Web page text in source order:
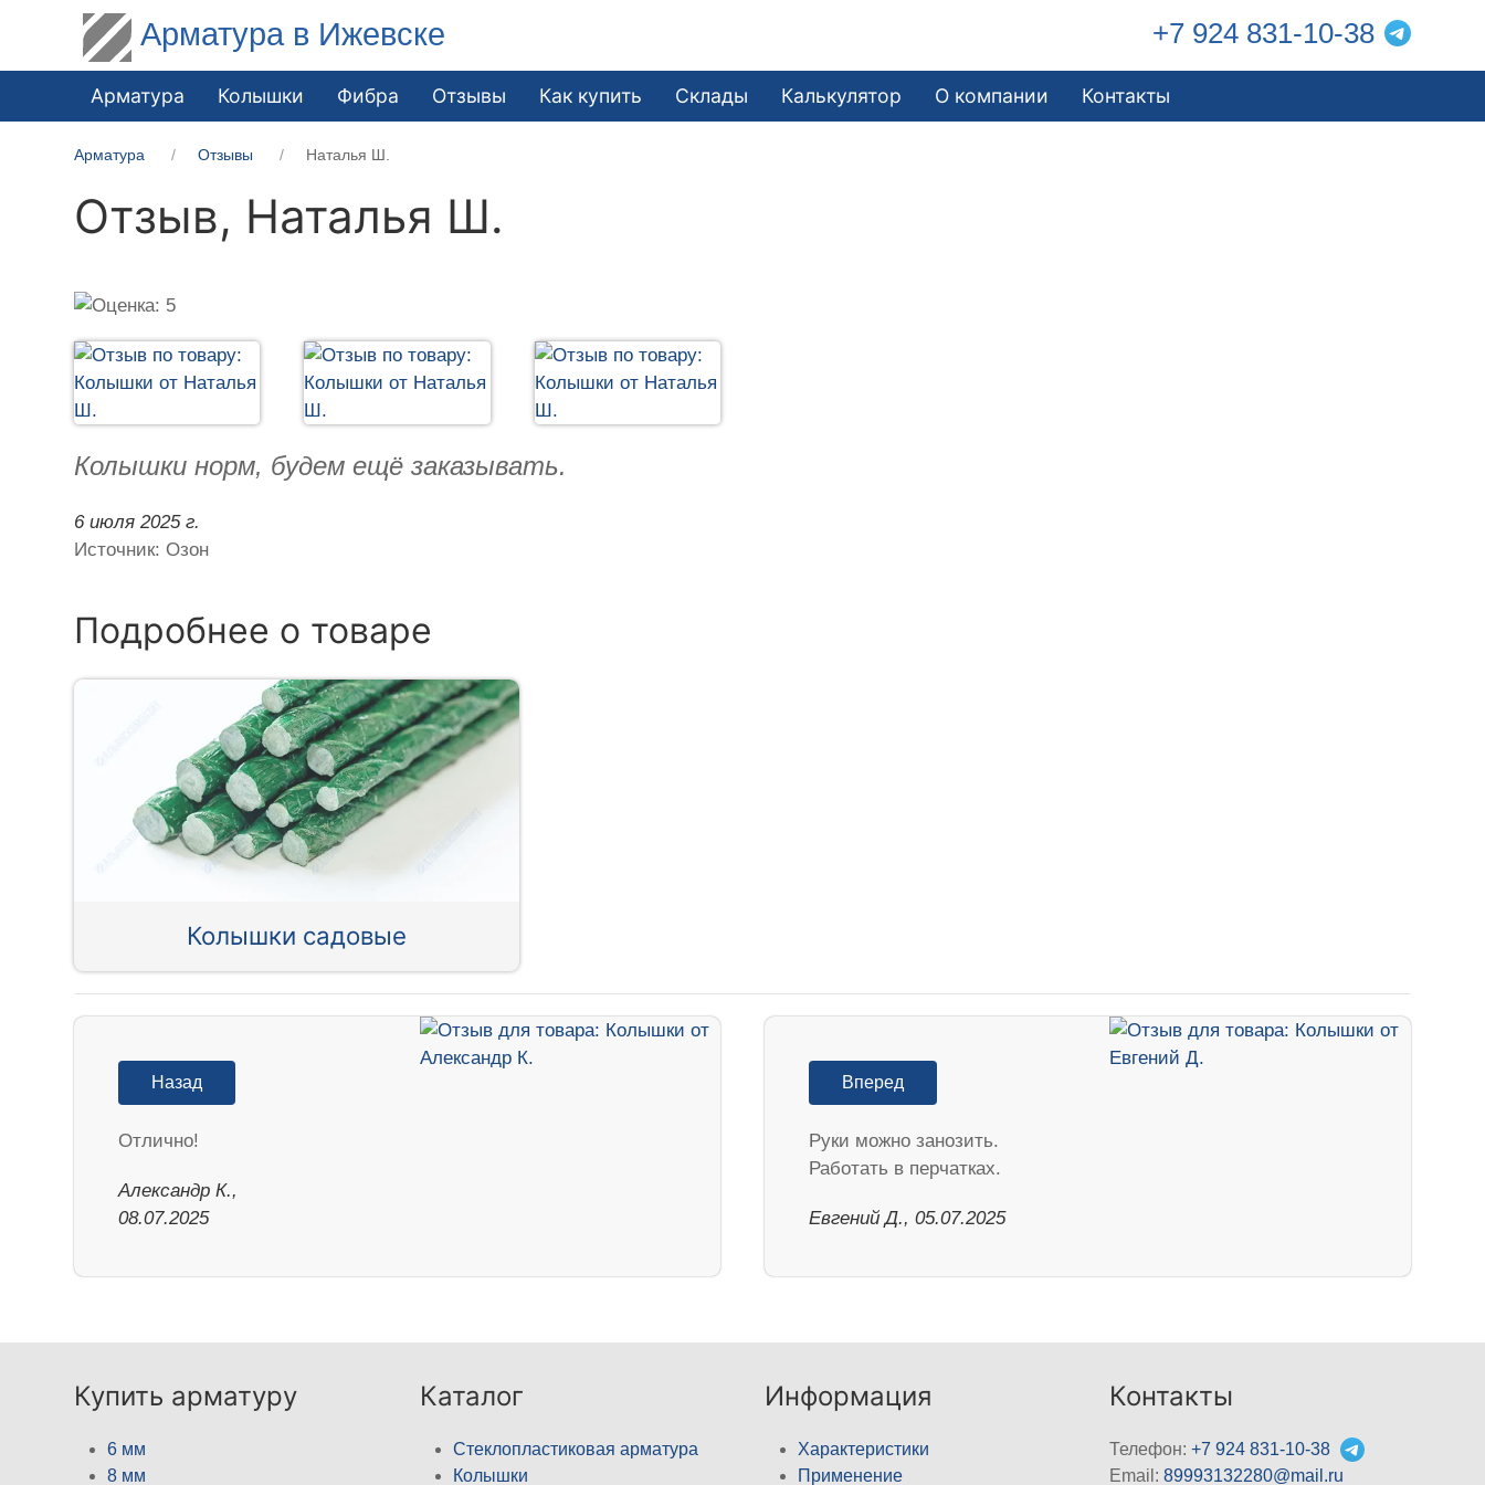
Арматура в Ижевске +7 924 831-10-38
Арматура Колышки Фибра Отзывы Как купить Склады Калькулятор О компании Контакты
Арматура Отзывы Наталья Ш.
Отзыв, Наталья Ш.
Колышки норм, будем ещё заказывать.
6 июля 2025 г.
Источник: Озон
Подробнее о товаре
Колышки садовые
Назад
Отлично!
Александр К.,
08.07.2025
Вперед
Руки можно занозить.
Работать в перчатках.
Евгений Д., 05.07.2025
Купить арматуру
6 мм
8 мм
Каталог
Стеклопластиковая арматура
Колышки
Информация
Характеристики
Применение
Контакты
Телефон:+7 924 831-10-38
Email:89993132280@mail.ru